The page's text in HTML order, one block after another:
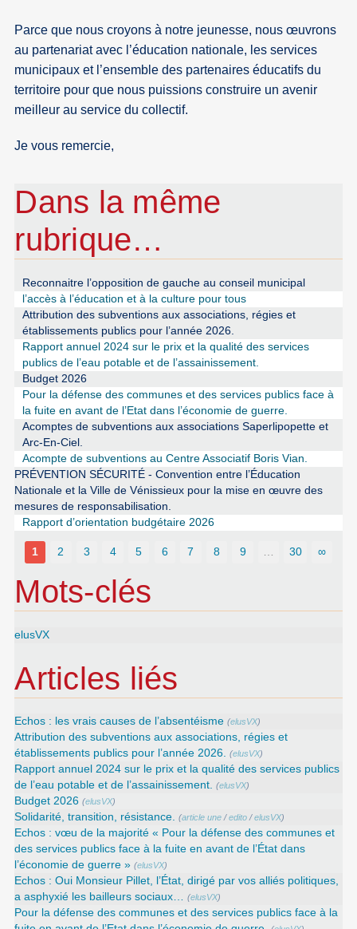
Parce que nous croyons à notre jeunesse, nous œuvrons
au partenariat avec l’éducation nationale, les services
municipaux et l’ensemble des partenaires éducatifs du
territoire pour que nous puissions construire un avenir
meilleur au service du collectif.
Je vous remercie,
Dans la même
rubrique…
Reconnaitre l’opposition de gauche au conseil municipal
l’accès à l’éducation et à la culture pour tous
Attribution des subventions aux associations, régies et
établissements publics pour l’année 2026.
Rapport annuel 2024 sur le prix et la qualité des services
publics de l’eau potable et de l’assainissement.
Budget 2026
Pour la défense des communes et des services publics face à
la fuite en avant de l’Etat dans l’économie de guerre.
Acomptes de subventions aux associations Saperlipopette et
Arc-En-Ciel.
Acompte de subventions au Centre Associatif Boris Vian.
PRÉVENTION SÉCURITÉ - Convention entre l’Éducation
Nationale et la Ville de Vénissieux pour la mise en œuvre des
mesures de responsabilisation.
Rapport d’orientation budgétaire 2026
1 2 3 4 5 6 7 8 9 30 ∞
Mots-clés
elusVX
Articles liés
Echos : les vrais causes de l’absentéisme (elusVX)
Attribution des subventions aux associations, régies et
établissements publics pour l’année 2026. (elusVX)
Rapport annuel 2024 sur le prix et la qualité des services publics
de l’eau potable et de l’assainissement. (elusVX)
Budget 2026 (elusVX)
Solidarité, transition, résistance. (article une/edito/elusVX)
Echos : vœu de la majorité « Pour la défense des communes et
des services publics face à la fuite en avant de l’État dans
l’économie de guerre » (elusVX)
Echos : Oui Monsieur Pillet, l’État, dirigé par vos alliés politiques,
a asphyxié les bailleurs sociaux… (elusVX)
Pour la défense des communes et des services publics face à la